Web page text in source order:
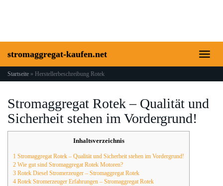
Toggle
stromaggregat-kaufen.net
Startseite » Herstellerbeschreibung Rotek
Stromaggregat Rotek – Qualität und
Sicherheit stehen im Vordergrund!
Inhaltsverzeichnis
1 Stromaggregat Rotek – Qualität und Sicherheit stehen im Vordergrund!
2 Wie gut sind Stromaggregat Rotek Motoren?
3 Rotek Diesel Stromerzeuger – Stromaggregat Rotek
4 Rotek Stromerzeuger Erfahrungen – Stromaggregat Rotek